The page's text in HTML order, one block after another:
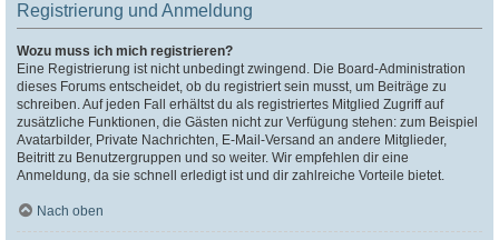
Registrierung und Anmeldung
Wozu muss ich mich registrieren?
Eine Registrierung ist nicht unbedingt zwingend. Die Board-Administration
dieses Forums entscheidet, ob du registriert sein musst, um Beiträge zu
schreiben. Auf jeden Fall erhältst du als registriertes Mitglied Zugriff auf
zusätzliche Funktionen, die Gästen nicht zur Verfügung stehen: zum Beispiel
Avatarbilder, Private Nachrichten, E-Mail-Versand an andere Mitglieder,
Beitritt zu Benutzergruppen und so weiter. Wir empfehlen dir eine
Anmeldung, da sie schnell erledigt ist und dir zahlreiche Vorteile bietet.
Nach oben